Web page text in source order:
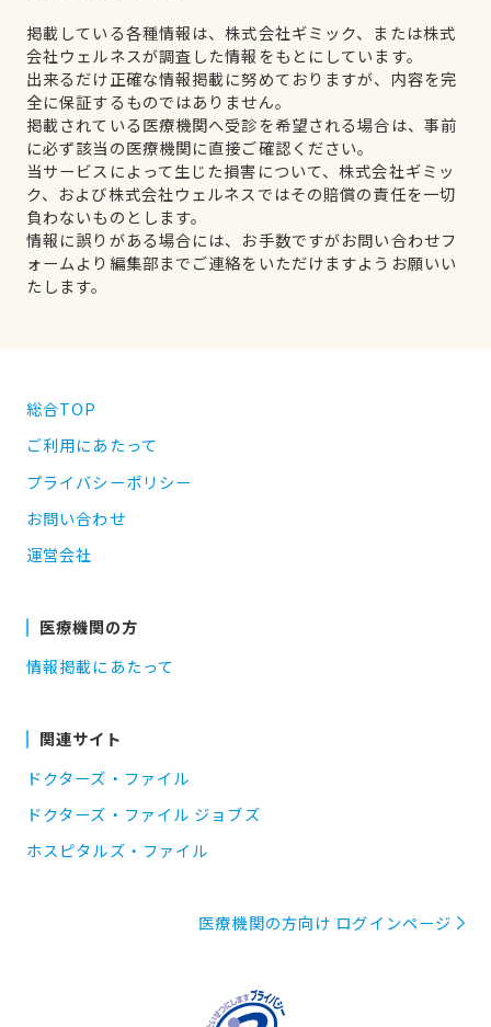
掲載している各種情報は、株式会社ギミック、または株式
会社ウェルネスが調査した情報をもとにしています。
出来るだけ正確な情報掲載に努めておりますが、内容を完
全に保証するものではありません。
掲載されている医療機関へ受診を希望される場合は、事前
に必ず該当の医療機関に直接ご確認ください。
当サービスによって生じた損害について、株式会社ギミッ
ク、および株式会社ウェルネスではその賠償の責任を一切
負わないものとします。
情報に誤りがある場合には、お手数ですがお問い合わせフ
ォームより編集部までご連絡をいただけますようお願いい
たします。
総合TOP
ご利用にあたって
プライバシーポリシー
お問い合わせ
運営会社
医療機関の方
情報掲載にあたって
関連サイト
ドクターズ・ファイル
ドクターズ・ファイル ジョブズ
ホスピタルズ・ファイル
医療機関の方向け ログインページ